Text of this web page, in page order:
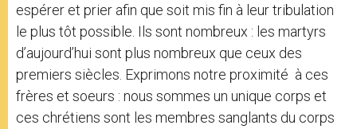
espérer et prier afin que soit mis fin à leur tribulation
le plus tôt possible. Ils sont nombreux : les martyrs
d’aujourd’hui sont plus nombreux que ceux des
premiers siècles. Exprimons notre proximité à ces
frères et soeurs : nous sommes un unique corps et
ces chrétiens sont les membres sanglants du corps